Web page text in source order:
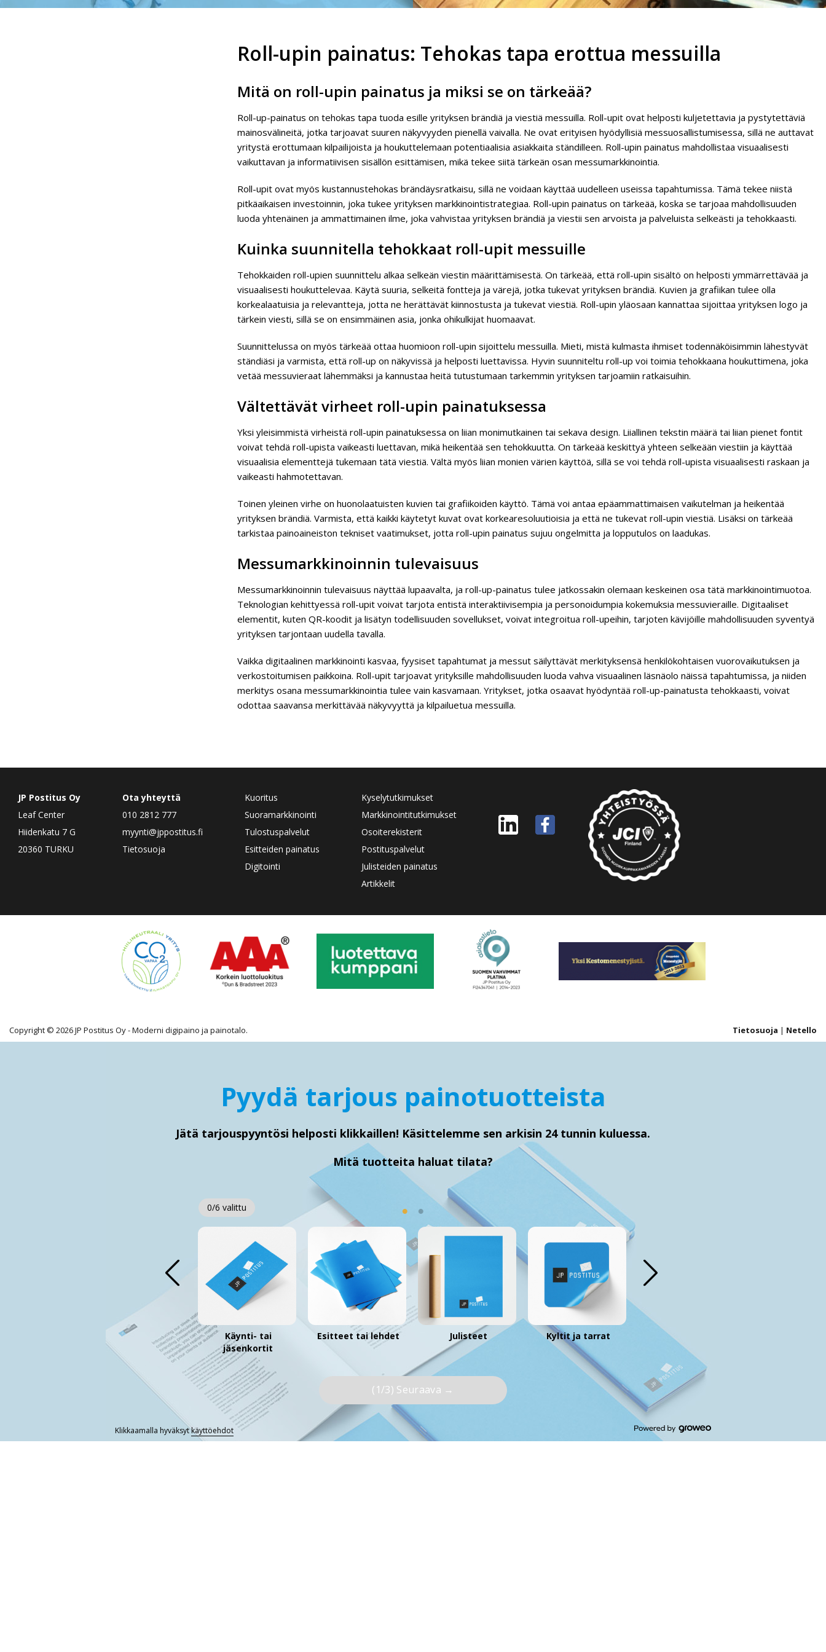
Roll-upin painatus: Tehokas tapa erottua messuilla
Mitä on roll-upin painatus ja miksi se on tärkeää?
Roll-up-painatus on tehokas tapa tuoda esille yrityksen brändiä ja viestiä messuilla. Roll-upit ovat helposti kuljetettavia ja pystytettäviä
mainosvälineitä, jotka tarjoavat suuren näkyvyyden pienellä vaivalla. Ne ovat erityisen hyödyllisiä messuosallistumisessa, sillä ne auttavat
yritystä erottumaan kilpailijoista ja houkuttelemaan potentiaalisia asiakkaita ständilleen. Roll-upin painatus mahdollistaa visuaalisesti
vaikuttavan ja informatiivisen sisällön esittämisen, mikä tekee siitä tärkeän osan messumarkkinointia.
Roll-upit ovat myös kustannustehokas brändäysratkaisu, sillä ne voidaan käyttää uudelleen useissa tapahtumissa. Tämä tekee niistä
pitkäaikaisen investoinnin, joka tukee yrityksen markkinointistrategiaa. Roll-upin painatus on tärkeää, koska se tarjoaa mahdollisuuden
luoda yhtenäinen ja ammattimainen ilme, joka vahvistaa yrityksen brändiä ja viestii sen arvoista ja palveluista selkeästi ja tehokkaasti.
Kuinka suunnitella tehokkaat roll-upit messuille
Tehokkaiden roll-upien suunnittelu alkaa selkeän viestin määrittämisestä. On tärkeää, että roll-upin sisältö on helposti ymmärrettävää ja
visuaalisesti houkuttelevaa. Käytä suuria, selkeitä fontteja ja värejä, jotka tukevat yrityksen brändiä. Kuvien ja grafiikan tulee olla
korkealaatuisia ja relevantteja, jotta ne herättävät kiinnostusta ja tukevat viestiä. Roll-upin yläosaan kannattaa sijoittaa yrityksen logo ja
tärkein viesti, sillä se on ensimmäinen asia, jonka ohikulkijat huomaavat.
Suunnittelussa on myös tärkeää ottaa huomioon roll-upin sijoittelu messuilla. Mieti, mistä kulmasta ihmiset todennäköisimmin lähestyvät
ständiäsi ja varmista, että roll-up on näkyvissä ja helposti luettavissa. Hyvin suunniteltu roll-up voi toimia tehokkaana houkuttimena, joka
vetää messuvieraat lähemmäksi ja kannustaa heitä tutustumaan tarkemmin yrityksen tarjoamiin ratkaisuihin.
Vältettävät virheet roll-upin painatuksessa
Yksi yleisimmistä virheistä roll-upin painatuksessa on liian monimutkainen tai sekava design. Liiallinen tekstin määrä tai liian pienet fontit
voivat tehdä roll-upista vaikeasti luettavan, mikä heikentää sen tehokkuutta. On tärkeää keskittyä yhteen selkeään viestiin ja käyttää
visuaalisia elementtejä tukemaan tätä viestiä. Vältä myös liian monien värien käyttöä, sillä se voi tehdä roll-upista visuaalisesti raskaan ja
vaikeasti hahmotettavan.
Toinen yleinen virhe on huonolaatuisten kuvien tai grafiikoiden käyttö. Tämä voi antaa epäammattimaisen vaikutelman ja heikentää
yrityksen brändiä. Varmista, että kaikki käytetyt kuvat ovat korkearesoluutioisia ja että ne tukevat roll-upin viestiä. Lisäksi on tärkeää
tarkistaa painoaineiston tekniset vaatimukset, jotta roll-upin painatus sujuu ongelmitta ja lopputulos on laadukas.
Messumarkkinoinnin tulevaisuus
Messumarkkinoinnin tulevaisuus näyttää lupaavalta, ja roll-up-painatus tulee jatkossakin olemaan keskeinen osa tätä markkinointimuotoa.
Teknologian kehittyessä roll-upit voivat tarjota entistä interaktiivisempia ja personoidumpia kokemuksia messuvieraille. Digitaaliset
elementit, kuten QR-koodit ja lisätyn todellisuuden sovellukset, voivat integroitua roll-upeihin, tarjoten kävijöille mahdollisuuden syventyä
yrityksen tarjontaan uudella tavalla.
Vaikka digitaalinen markkinointi kasvaa, fyysiset tapahtumat ja messut säilyttävät merkityksensä henkilökohtaisen vuorovaikutuksen ja
verkostoitumisen paikkoina. Roll-upit tarjoavat yrityksille mahdollisuuden luoda vahva visuaalinen läsnäolo näissä tapahtumissa, ja niiden
merkitys osana messumarkkinointia tulee vain kasvamaan. Yritykset, jotka osaavat hyödyntää roll-up-painatusta tehokkaasti, voivat
odottaa saavansa merkittävää näkyvyyttä ja kilpailuetua messuilla.
JP Postitus Oy
Leaf Center
Hiidenkatu 7 G
20360 TURKU
Ota yhteyttä
010 2812 777
myynti@jppostitus.fi
Tietosuoja
Kuoritus
Suoramarkkinointi
Tulostuspalvelut
Esitteiden painatus
Digitointi
Kyselytutkimukset
Markkinointitutkimukset
Osoiterekisterit
Postituspalvelut
Julisteiden painatus
Artikkelit
Copyright © 2026 JP Postitus Oy - Moderni digipaino ja painotalo. Tietosuoja | Netello